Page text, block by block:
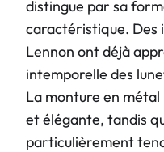
distingue par sa
caractéristique. Des
Lennon ont déjà
intemporelle des
La monture en
et élégante, tandis
particulièrement